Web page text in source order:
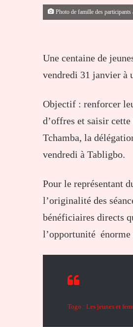
Photo de famille des
Une centaine de
vendredi 31 janvier à
Objectif : renforcer
d’offres et saisir
Tchamba, la
vendredi à Tabligbo.
Pour le représentant
l’originalité des
bénéficiaires directs
l’opportunité énorme
Togo : Les jeunes et